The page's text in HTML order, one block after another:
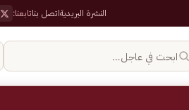
النشرة البريديةاتصل بناتابعنا:
ابحث في عاجل…